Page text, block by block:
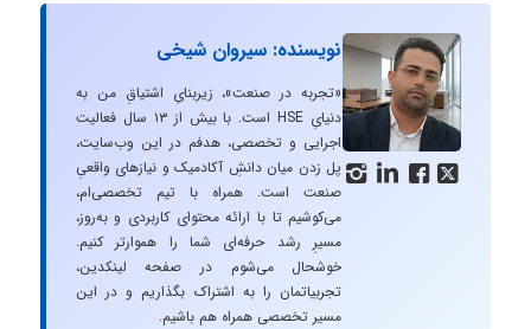
   
نویسنده: سیروان شیخی
«تجربه در صنعت»، زیربنایِ اشتیاقِ من به
دنیایِ HSE است. با بیش از ۱۳ سال فعالیت
اجرایی و تخصصی، هدفم در این وب‌سایت،
پل زدن میان دانشِ آکادمیک و نیازهای واقعیِ
صنعت است. همراه با تیم تخصصی‌ام،
می‌کوشیم تا با ارائه محتوای کاربردی و به‌روز،
مسیرِ رشد حرفه‌ای شما را هموارتر کنیم.
خوشحال می‌شوم در صفحه لینکدین،
تجربیاتمان را به اشتراک بگذاریم و در این
مسیر تخصصی همراه هم باشیم.